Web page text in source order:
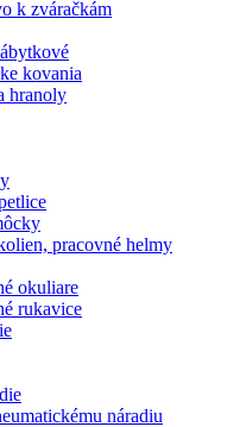
k zváračkám
kovania
hranoly
pracovné helmy
okuliare
rukavice
náradiu